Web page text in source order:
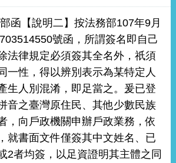
函【說明二】按法務部107年9月
號函，所謂簽名即自己
法律規定必須簽其全名外，祇須
一性，得以辨別表示為某特定人
生人別混淆，即足當之。爰已登
音之臺灣原住民、其他少數民族
，向戶政機關申辦戶政業務，依
就書面文件僅簽其中文姓名、已
2者均簽，以足資證明其主體之同